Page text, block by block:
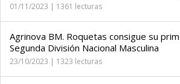
01/11/2023 | 1361 lecturas
Agrinova BM. Roquetas consigue su
Segunda División Nacional Masculina
23/10/2023 | 1323 lecturas